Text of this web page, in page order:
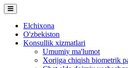
Elchixona
O'zbekiston
Konsullik xizmatlari
Umumiy ma'lumot
Xorijga chiqish biometrik